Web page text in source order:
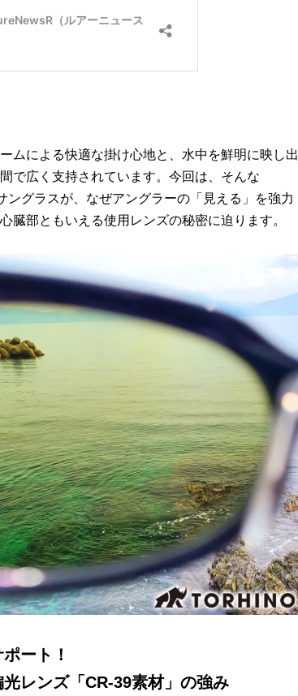
ムによる快適な掛け心地と、水中を鮮明に映し出
で広く支持されています。今回は、そんな
ングラスが、なぜアングラーの「見える」を強力
部ともいえる使用レンズの秘密に迫ります。
ート！
レンズ「CR-39素材」の強み